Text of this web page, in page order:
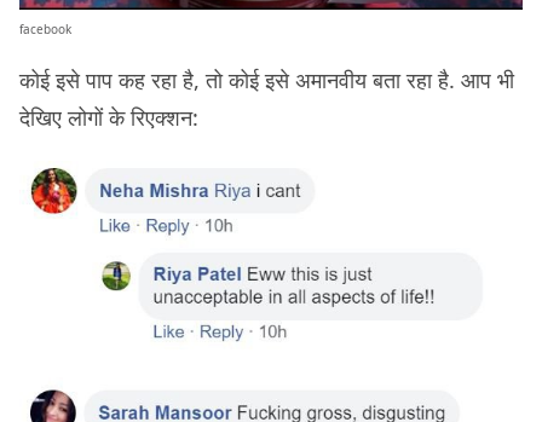
facebook
कोई इसे पाप कह रहा है, तो कोई इसे अमानवीय बता रहा है. आप भी
देखिए लोगों के रिएक्शन: